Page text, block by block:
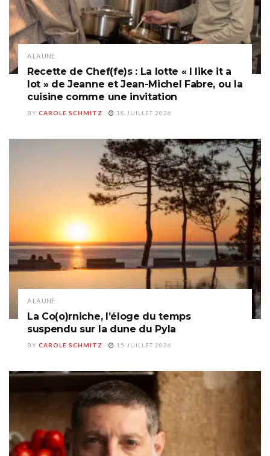
A LA UNE
Recette de Chef(fe)s : La lotte « I like it a
lot » de Jeanne et Jean-Michel Fabre, ou la
cuisine comme une invitation
BY CAROLE SCHMITZ 18 JUILLET 2026
A LA UNE
La Co(o)rniche, l’éloge du temps
suspendu sur la dune du Pyla
BY CAROLE SCHMITZ 15 JUILLET 2026